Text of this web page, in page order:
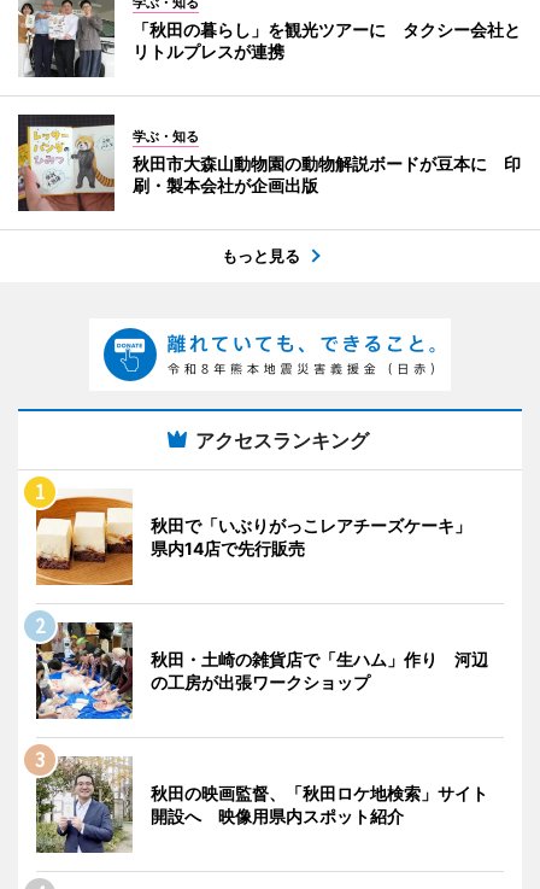
「秋田の暮らし」を観光ツアーに タクシー会社と
リトルプレスが連携
学ぶ・知る
秋田市大森山動物園の動物解説ボードが豆本に 印
刷・製本会社が企画出版
もっと見る
アクセスランキング
秋田で「いぶりがっこレアチーズケーキ」
県内14店で先行販売
秋田・土崎の雑貨店で「生ハム」作り 河辺
の工房が出張ワークショップ
秋田の映画監督、「秋田ロケ地検索」サイト
開設へ 映像用県内スポット紹介